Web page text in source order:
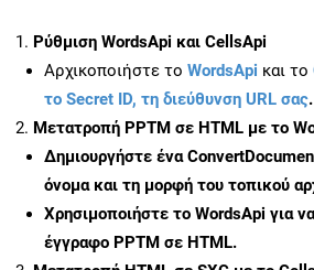
Ρύθμιση WordsApi και CellsApi
Αρχικοποιήστε το WordsApi και το
το Secret ID, τη διεύθυνση URL σας.
Μετατροπή PPTM σε HTML με το
Δημιουργήστε ένα
όνομα και τη μορφή του τοπικού
Χρησιμοποιήστε το WordsApi για
έγγραφο PPTM σε HTML.